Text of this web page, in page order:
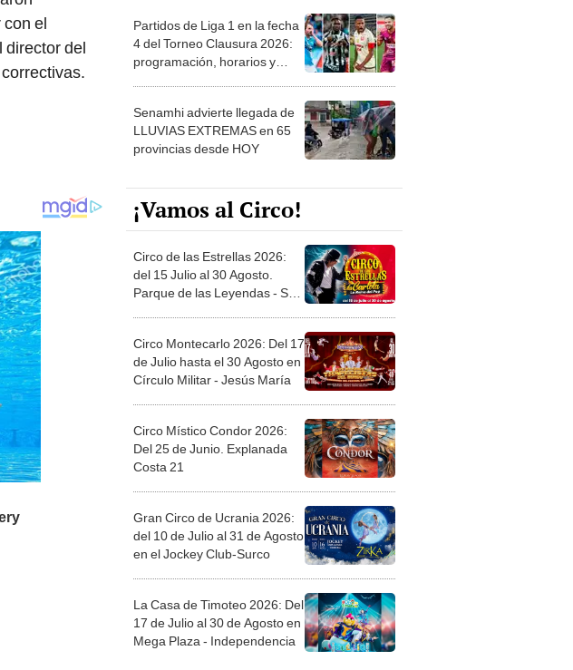
el
director del
Partidos de Liga 1 en la fecha
4 del Torneo Clausura 2026:
programación, horarios y
Senamhi advierte llegada de
LLUVIAS EXTREMAS en 65
provincias desde HOY
¡Vamos al Circo!
Circo de las Estrellas 2026:
del 15 Julio al 30 Agosto.
Parque de las Leyendas - San
Circo Montecarlo 2026: Del 17
de Julio hasta el 30 Agosto en
Círculo Militar - Jesús María
Circo Místico Condor 2026:
Del 25 de Junio. Explanada
Costa 21
Gran Circo de Ucrania 2026:
del 10 de Julio al 31 de Agosto
en el Jockey Club-Surco
La Casa de Timoteo 2026: Del
17 de Julio al 30 de Agosto en
Mega Plaza - Independencia